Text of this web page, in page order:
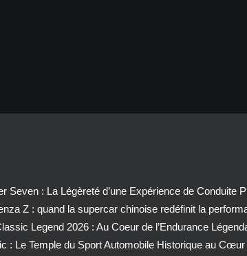
Seven : La Légèreté d’une Expérience de Conduite
Z : quand la supercar chinoise redéfinit la
Legend 2026 : Au Coeur de l’Endurance
: Le Temple du Sport Automobile Historique au